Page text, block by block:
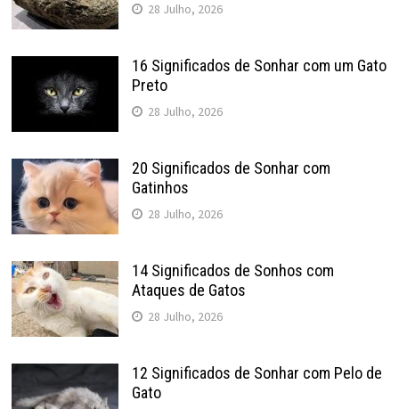
28 Julho, 2026
16 Significados de Sonhar com um Gato
Preto
28 Julho, 2026
20 Significados de Sonhar com
Gatinhos
28 Julho, 2026
14 Significados de Sonhos com
Ataques de Gatos
28 Julho, 2026
12 Significados de Sonhar com Pelo de
Gato